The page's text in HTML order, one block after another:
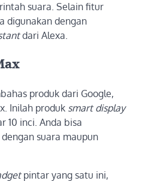
suara. Selain fitur
digunakan dengan
dari Alexa.
produk dari Google,
Inilah produk smart display
10 inci. Anda bisa
suara maupun
pintar yang satu ini,